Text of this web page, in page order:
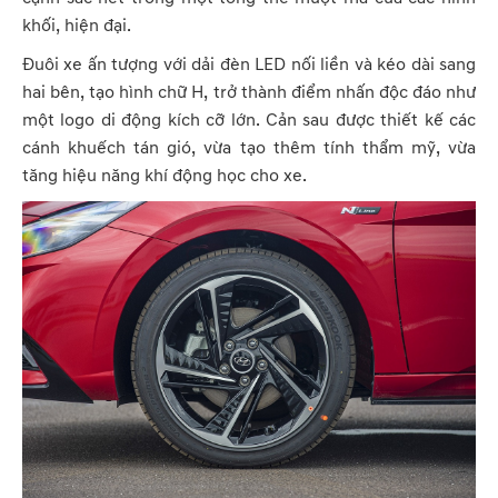
khối, hiện đại.
Đuôi xe ấn tượng với dải đèn LED nối liền và kéo dài sang
hai bên, tạo hình chữ H, trở thành điểm nhấn độc đáo như
một logo di động kích cỡ lớn. Cản sau được thiết kế các
cánh khuếch tán gió, vừa tạo thêm tính thẩm mỹ, vừa
tăng hiệu năng khí động học cho xe.